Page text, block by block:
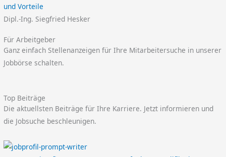
und Vorteile
Dipl.-Ing. Siegfried Hesker
Für Arbeitgeber
Ganz einfach Stellenanzeigen für Ihre Mitarbeitersuche in unserer
Jobbörse schalten.
Top Beiträge
Die aktuellsten Beiträge für Ihre Karriere. Jetzt informieren und
die Jobsuche beschleunigen.